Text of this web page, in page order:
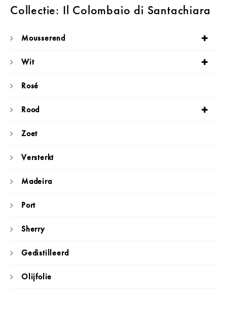
Collectie: Il Colombaio di Santachiara
Mousserend
Wit
Rosé
Rood
Zoet
Versterkt
Madeira
Port
Sherry
Gedistilleerd
Olijfolie